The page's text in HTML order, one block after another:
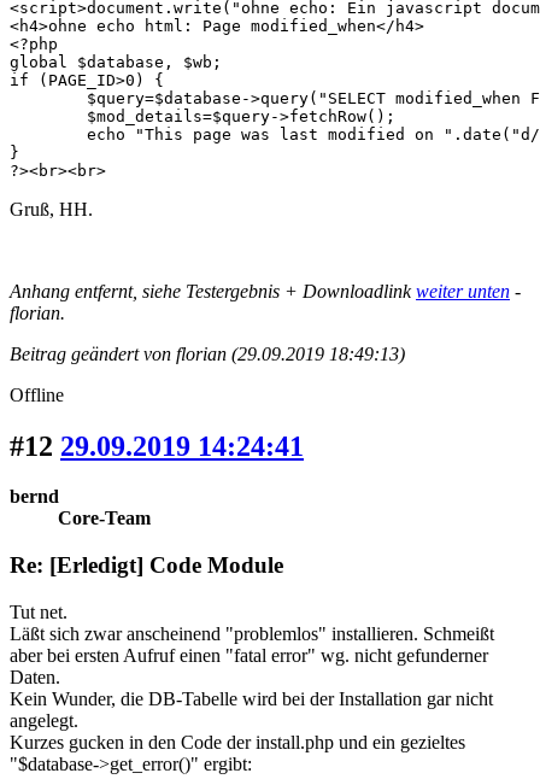
<script>document.write("ohne echo: Ein javascript
<h4>ohne echo html: Page modified_when</h4>
<?php
global $database, $wb;
if (PAGE_ID>0) {
}
?><br><br>
Gruß, HH.
Anhang entfernt, siehe Testergebnis + Downloadlinkweiter unten -
florian.
Beitrag geändert von florian (29.09.2019 18:49:13)
Offline
#12 29.09.2019 14:24:41
bernd
Core-Team
Re: [Erledigt] Code Module
Tut net.
Läßt sich zwar anscheinend "problemlos" installieren. Schmeißt
aber bei ersten Aufruf einen "fatal error" wg. nicht gefunderner
Daten.
Kein Wunder, die DB-Tabelle wird bei der Installation gar nicht
angelegt.
Kurzes gucken in den Code der install.php und ein gezieltes
"$database->get_error()" ergibt: